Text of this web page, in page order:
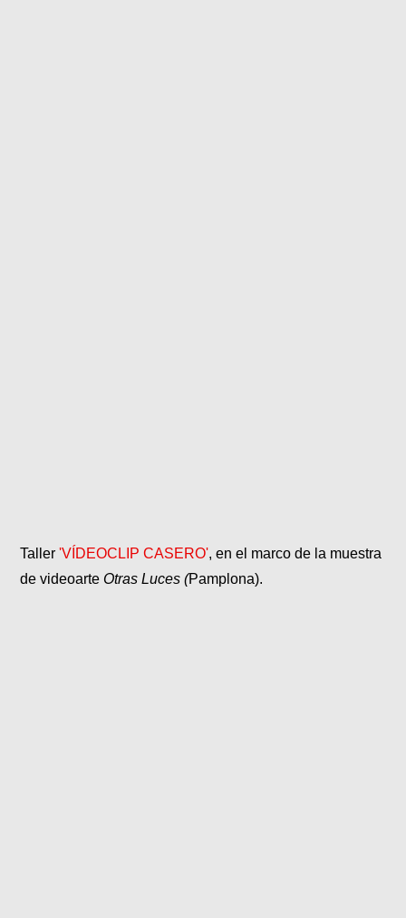
Taller'VÍDEOCLIP CASERO', en el marco de la muestra
de videoarte Otras Luces (Pamplona).